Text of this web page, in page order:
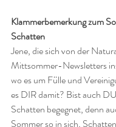
Klammerbemerkung zum
Schatten
Jene, die sich von der
Mittsommer-Newsletters
wo es um Fülle und
es DIR damit? Bist auch
Schatten begegnet, denn
Sommer so in sich,